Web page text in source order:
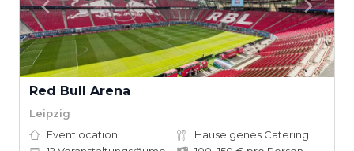
Red Bull Arena
Leipzig
Eventlocation
Hauseigenes Catering